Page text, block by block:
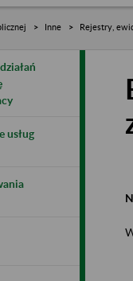
Inne Rejestry,
usług